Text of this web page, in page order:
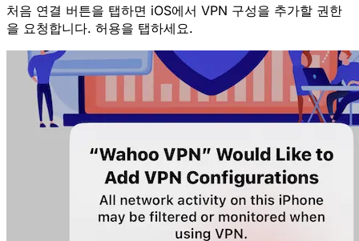
처음 연결 버튼을 탭하면 iOS에서 VPN 구성을 추가할 권한
을 요청합니다. 허용을 탭하세요.